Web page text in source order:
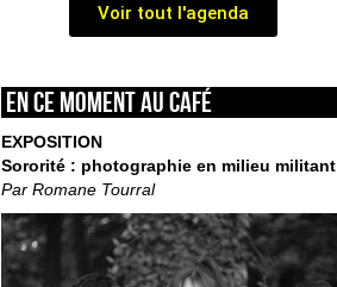
Voir tout l'agenda
En ce moment au café
EXPOSITION
Sororité : photographie en milieu militant
Par Romane Tourral